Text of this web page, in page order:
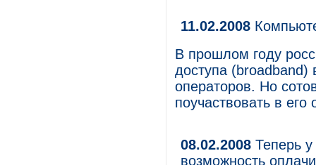
11.02.2008
В прошлом году
доступа (broadband)
операторов. Но
поучаствовать в его
08.02.2008 Теперь
возможность